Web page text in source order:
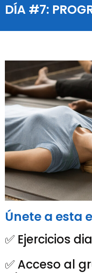
DÍA #7:
Únete a esta
✅ Ejercicios
✅ Acceso al